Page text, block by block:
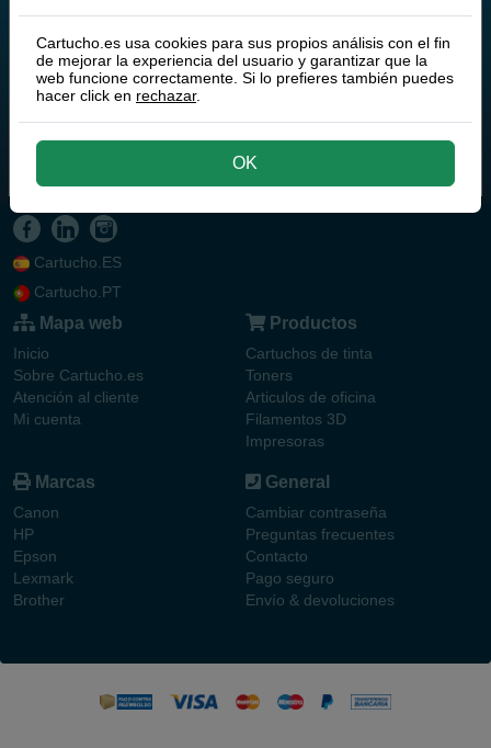
53,50 €
44,21 € iva ex
comprar >
Cartucho.ES
Cartucho.PT
Mapa web
Inicio
Sobre Cartucho.es
Atención al cliente
Mi cuenta
Productos
Cartuchos de tinta
Toners
Articulos de oficina
Filamentos 3D
Impresoras
Marcas
Canon
HP
Epson
Lexmark
Brother
General
Cambiar contraseña
Preguntas frecuentes
Contacto
Pago seguro
Envío & devoluciones
Cartucho.es usa cookies para sus propios análisis con el fin
de mejorar la experiencia del usuario y garantizar que la
web funcione correctamente. Si lo prefieres también puedes
hacer click en rechazar.
OK